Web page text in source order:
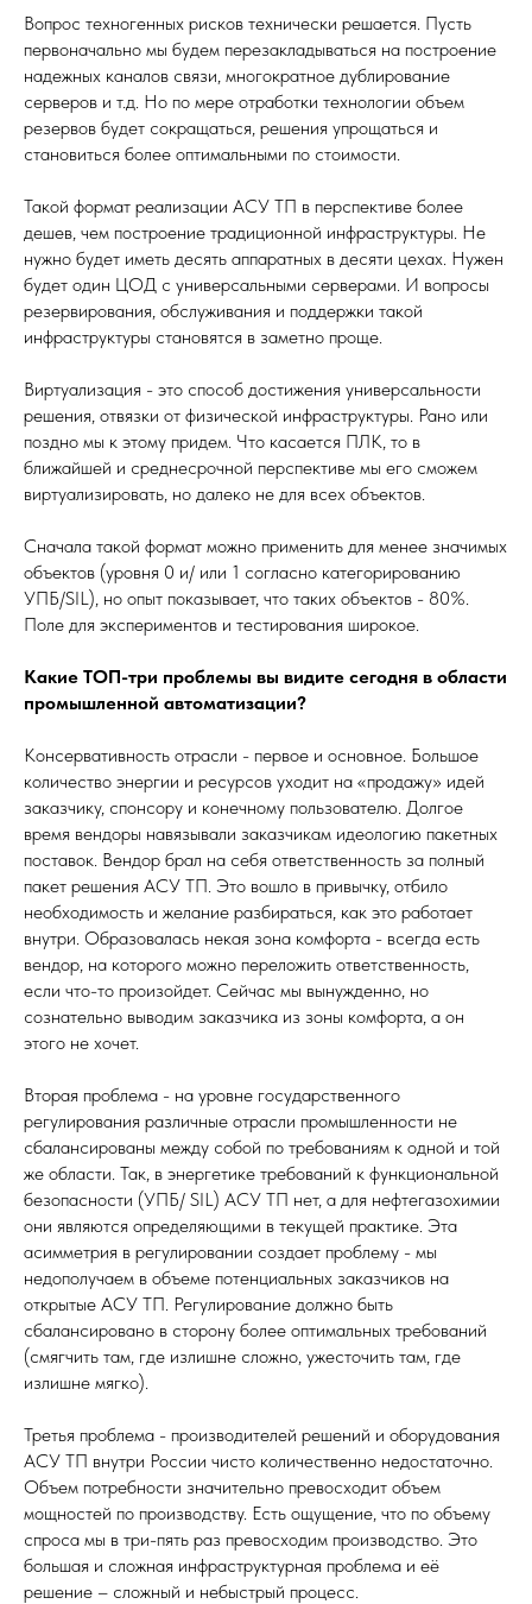
Вопрос техногенных рисков технически решается. Пусть
первоначально мы будем перезакладываться на построение
надежных каналов связи, многократное дублирование
серверов и т.д. Но по мере отработки технологии объем
резервов будет сокращаться, решения упрощаться и
становиться более оптимальными по стоимости.
Такой формат реализации АСУ ТП в перспективе более
дешев, чем построение традиционной инфраструктуры. Не
нужно будет иметь десять аппаратных в десяти цехах. Нужен
будет один ЦОД с универсальными серверами. И вопросы
резервирования, обслуживания и поддержки такой
инфраструктуры становятся в заметно проще.
Виртуализация - это способ достижения универсальности
решения, отвязки от физической инфраструктуры. Рано или
поздно мы к этому придем. Что касается ПЛК, то в
ближайшей и среднесрочной перспективе мы его сможем
виртуализировать, но далеко не для всех объектов.
Сначала такой формат можно применить для менее значимых
объектов (уровня 0 и/ или 1 согласно категорированию
УПБ/SIL), но опыт показывает, что таких объектов - 80%.
Поле для экспериментов и тестирования широкое.
Какие ТОП-три проблемы вы видите сегодня в области
промышленной автоматизации?
Консервативность отрасли - первое и основное. Большое
количество энергии и ресурсов уходит на «продажу» идей
заказчику, спонсору и конечному пользователю. Долгое
время вендоры навязывали заказчикам идеологию пакетных
поставок. Вендор брал на себя ответственность за полный
пакет решения АСУ ТП. Это вошло в привычку, отбило
необходимость и желание разбираться, как это работает
внутри. Образовалась некая зона комфорта - всегда есть
вендор, на которого можно переложить ответственность,
если что-то произойдет. Сейчас мы вынужденно, но
сознательно выводим заказчика из зоны комфорта, а он
этого не хочет.
Вторая проблема - на уровне государственного
регулирования различные отрасли промышленности не
сбалансированы между собой по требованиям к одной и той
же области. Так, в энергетике требований к функциональной
безопасности (УПБ/ SIL) АСУ ТП нет, а для нефтегазохимии
они являются определяющими в текущей практике. Эта
асимметрия в регулировании создает проблему - мы
недополучаем в объеме потенциальных заказчиков на
открытые АСУ ТП. Регулирование должно быть
сбалансировано в сторону более оптимальных требований
(смягчить там, где излишне сложно, ужесточить там, где
излишне мягко).
Третья проблема - производителей решений и оборудования
АСУ ТП внутри России чисто количественно недостаточно.
Объем потребности значительно превосходит объем
мощностей по производству. Есть ощущение, что по объему
спроса мы в три-пять раз превосходим производство. Это
большая и сложная инфраструктурная проблема и её
решение – сложный и небыстрый процесс.